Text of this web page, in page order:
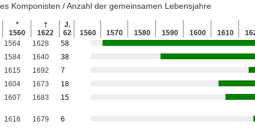
Komponisten / Anzahl der gemeinsamen Lebensjahre
*
1560
†
1622
J.
62
1560 1570 1580 1590 1600 1610
1564 1628
58
1584 1640
38
1615 1692
7
1604 1673
18
1607 1683 15
1616 1679
6